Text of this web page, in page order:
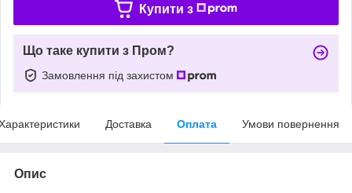
Купити з
Що таке купити з Пром?
Замовлення під захистом
Доставка Оплата Умови повернення
Опис